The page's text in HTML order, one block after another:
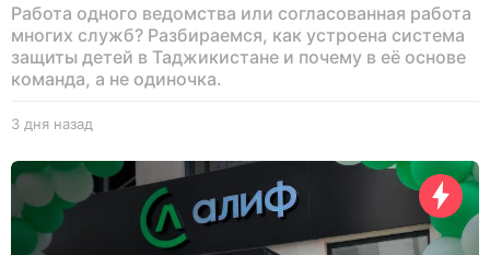
Работа одного ведомства или согласованная работа
многих служб? Разбираемся, как устроена система
защиты детей в Таджикистане и почему в её основе
команда, а не одиночка.
3 дня назад
н
я